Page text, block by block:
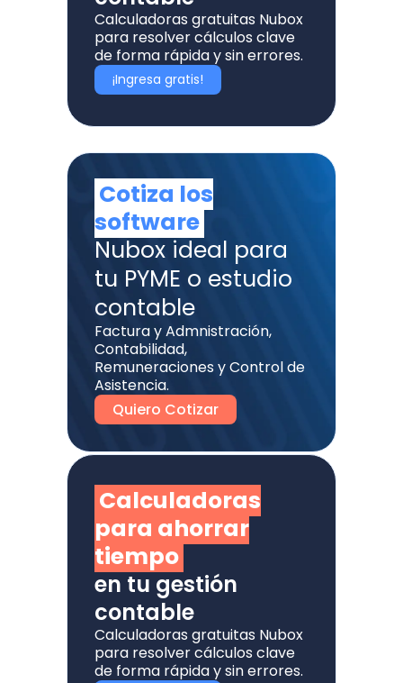
Calculadoras gratuitas Nubox
para resolver cálculos clave
de forma rápida y sin errores.
¡Ingresa gratis!
Calculadoras
para ahorrar
tiempo
en tu gestión
contable
Calculadoras gratuitas Nubox
para resolver cálculos clave
de forma rápida y sin errores.
Cotiza los
software
Nubox ideal para
tu PYME o estudio
contable
Factura y Admnistración,
Contabilidad,
Remuneraciones y Control de
Asistencia.
Quiero Cotizar